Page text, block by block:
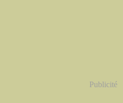
Publicité